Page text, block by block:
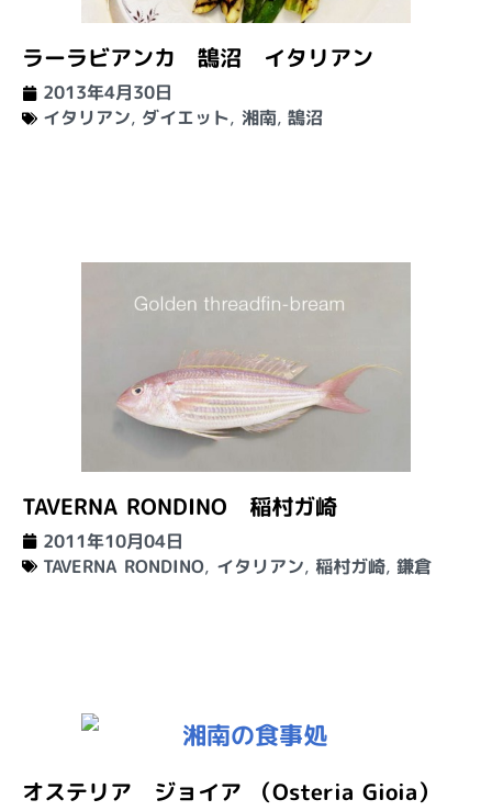
ラーラビアンカ 鵠沼 イタリアン
2013年4月30日
イタリアン, ダイエット, 湘南, 鵠沼
TAVERNA RONDINO 稲村ガ崎
2011年10月04日
TAVERNA RONDINO, イタリアン, 稲村ガ崎, 鎌倉
オステリア ジョイア （Osteria Gioia）